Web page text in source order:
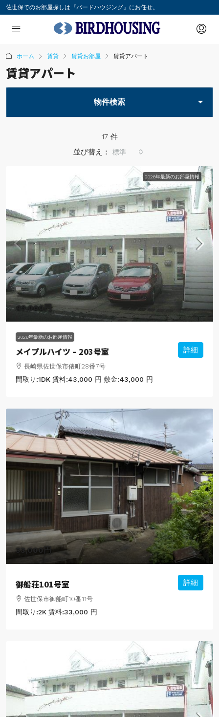
佐世保でのお部屋探しは『バードハウジング』にお任せ。
ホーム 賃貸 賃貸お部屋 賃貸アパート
賃貸アパート
17 件
並び替え：
標準
2026年最新のお部屋情報
43,000円
2026年最新のお部屋情報
メイプルハイツ – 203号室
長崎県佐世保市俵町28番7号
間取り:1DK 賃料:43,000 円 敷金:43,000 円
詳細
33,000円
御船荘101号室
佐世保市御船町10番11号
間取り:2K 賃料:33,000 円
詳細
物件検索